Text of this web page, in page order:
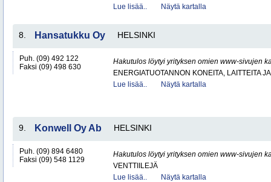
Lue lisää..
Näytä kartalla
8. Hansatukku Oy HELSINKI
Puh. (09) 492 122
Faksi (09) 498 630
Hakutulos löytyi yrityksen omien www-sivujen
ENERGIATUOTANNON KONEITA, LAITTEITA
Lue lisää..
Näytä kartalla
9. Konwell Oy Ab HELSINKI
Puh. (09) 894 6480
Faksi (09) 548 1129
Hakutulos löytyi yrityksen omien www-sivujen
VENTTIILEJÄ
Lue lisää..
Näytä kartalla